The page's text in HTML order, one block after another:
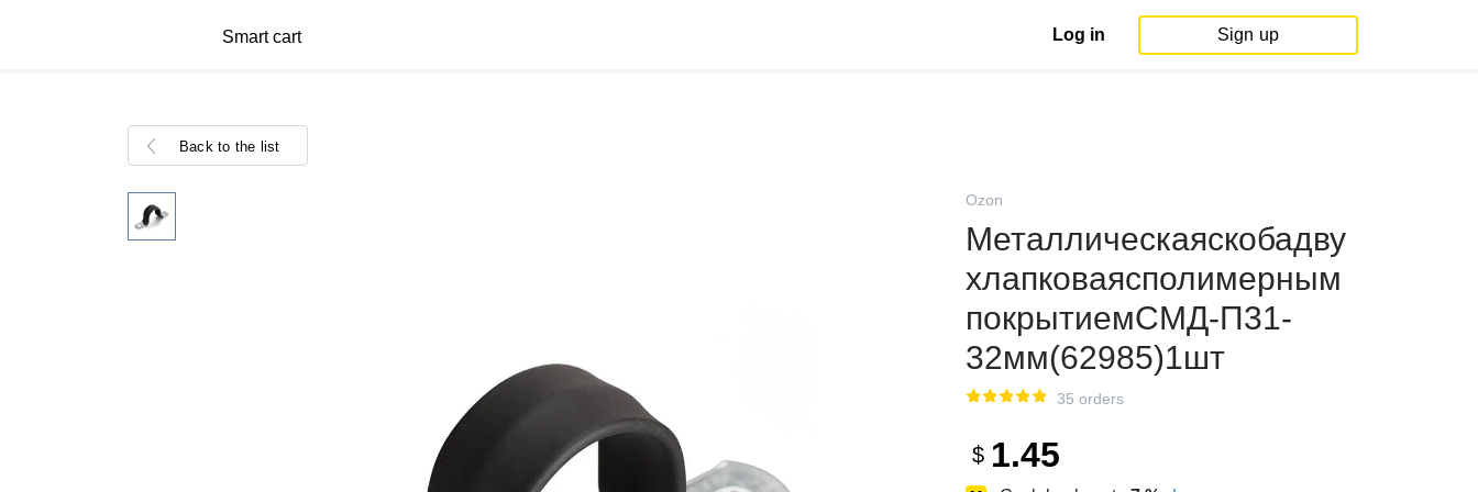
Smart cart Log in Sign up
Back to the list
Ozon
Металлическаяскобадву
хлапковаясполимерным
покрытиемСМД-П31-
32мм(62985)1шт
35 orders
$ 1.45